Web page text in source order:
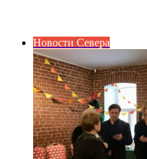
Новости Севера